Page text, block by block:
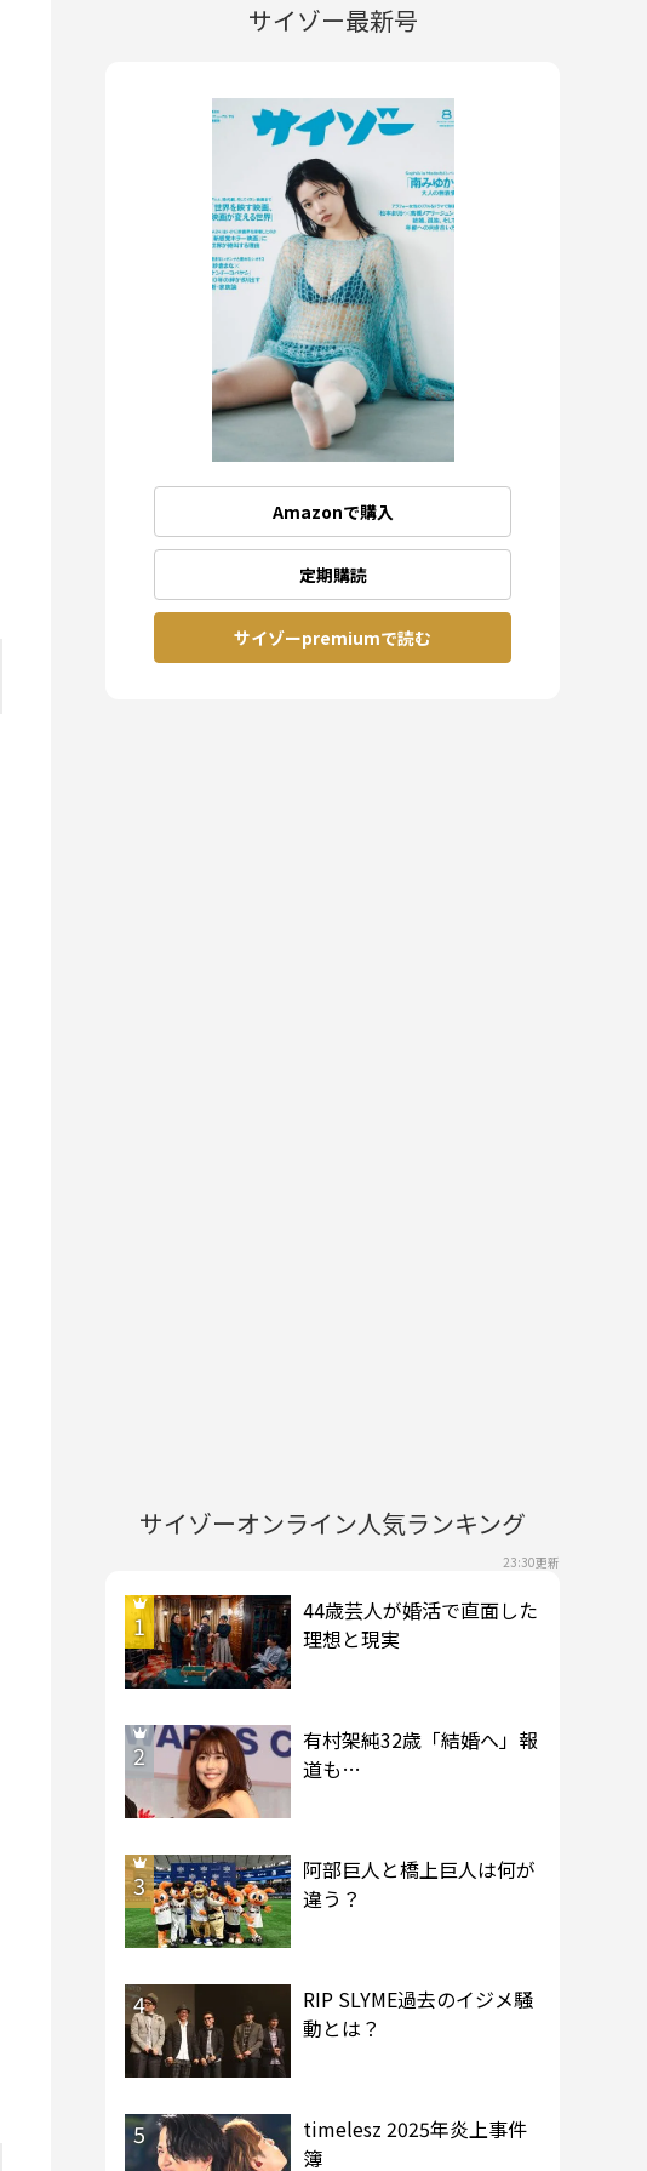
サイゾー最新号
Amazonで購入
定期購読
サイゾーpremiumで読む
サイゾーオンライン人気ランキング
23:30更新
1
44歳芸人が婚活で直面した
理想と現実
2
有村架純32歳「結婚へ」報
道も…
3
阿部巨人と橋上巨人は何が
違う？
4
RIP SLYME過去のイジメ騒
動とは？
5
timelesz 2025年炎上事件
簿